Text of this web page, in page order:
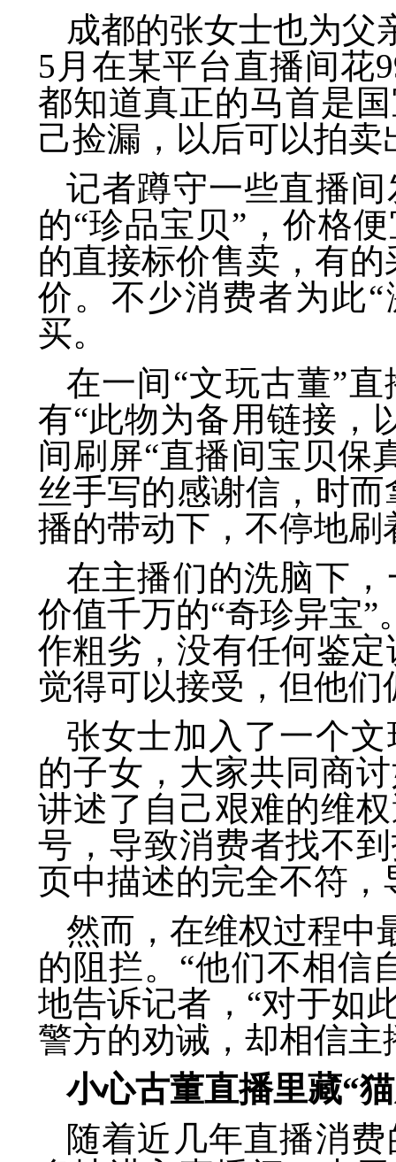
成都的张女士也为父
5月在某平台直播间花
都知道真正的马首是
己捡漏，以后可以拍
记者蹲守一些直播
的“珍品宝贝”，价格
的直接标价售卖，有
价。不少消费者为此
买。
在一间“文玩古董”
有“此物为备用链接，
间刷屏“直播间宝贝保
丝手写的感谢信，时
播的带动下，不停地刷
在主播们的洗脑下
价值千万的“奇珍异宝
作粗劣，没有任何鉴
觉得可以接受，但他们
张女士加入了一个
的子女，大家共同商
讲述了自己艰难的维
号，导致消费者找不
页中描述的完全不符
然而，在维权过程中
的阻拦。“他们不相信
地告诉记者，“对于如
警方的劝诫，却相信主
小心古董直播里藏“
随着近几年直播消